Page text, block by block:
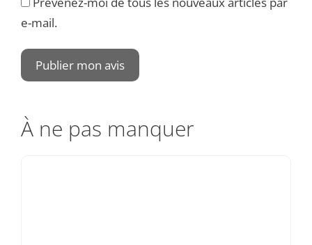
e-mail.
À ne pas manquer